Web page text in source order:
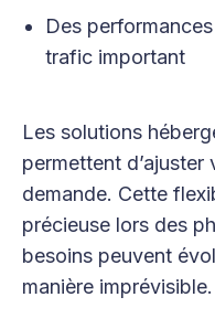
Des
trafic important
Les solutions
permettent d’ajuster
demande. Cette
précieuse lors des
besoins peuvent
manière imprévisible.